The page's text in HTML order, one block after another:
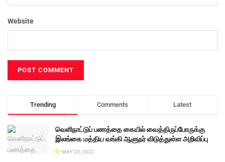
Website
Trending Comments Latest
வெளிநாட்டுப் பணத்தை கையில் வைத்திருப்போருக்கு
இலங்கை மத்திய வங்கி ஆளுநர் விடுத்துள்ள அறிவிப்பு
MAY 20, 2022